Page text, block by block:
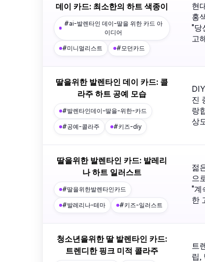
데이 카드: 최소한의 하트 색종이
#ai-발렌타인 데이-딸을 위한 카드 아
이디어
#미니멀리스트 #모던카드
현
홍
"당
고
딸을위한 발렌타인 데이 카드: 콜
라주 하트 공예 모습
#발렌타인데이-딸을-위한-카드
#공예-콜라주 #키즈-diy
진
랑
상
딸을위한 발렌타인 카드: 발레리
나 하트 일러스트
#딸을위한발렌타인카드
#발레리나-테마 #키즈-일러스트
젊
으
"계
한
청소년을위한 딸 발렌타인 카드:
트렌디한 핑크 미적 콜라주
트
립,